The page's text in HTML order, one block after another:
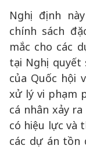
Nghị định
chính sách
mắc cho các
tại Nghị quyết
của Quốc hội
xử lý vi phạm
cá nhân xảy
có hiệu lực và
các dự án tồn